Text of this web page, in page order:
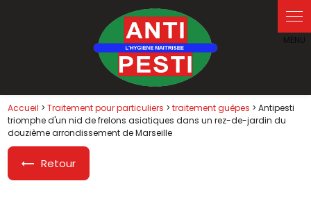
Accueil >Traitement pour particuliers >traitement guêpes > Antipesti
triomphe d'un nid de frelons asiatiques dans un rez-de-jardin du
douzième arrondissement de Marseille
Retour
Panneau de gestion des cookies